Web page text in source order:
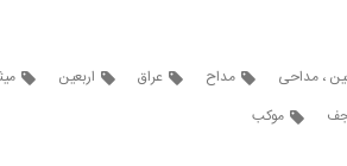
، مداحی مداح عراق اربعین
موکب